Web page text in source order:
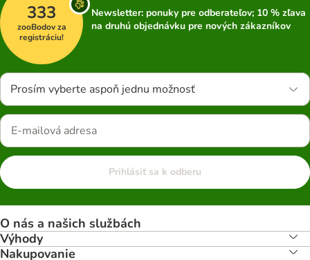
333
zooBodov za
registráciu!
Newsletter: ponuky pre odberateľov; 10 % zľava
na druhú objednávku pre nových zákazníkov
Prosím vyberte aspoň jednu možnosť
Prihlásiť sa k odberu
O nás a našich službách
Výhody
Nakupovanie